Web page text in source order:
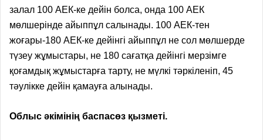
залал 100 АЕК-ке дейін болса, онда 100 АЕК
мөлшерінде айыппұл салынады. 100 АЕК-тен
жоғары-180 АЕК-ке дейінгі айыппұл не сол мөлшерде
түзеу жұмыстары, не 180 сағатқа дейінгі мерзімге
қоғамдық жұмыстарға тарту, не мүлкі тәркіленіп, 45
тәулікке дейін қамауға алынады.
Облыс әкімінің баспасөз қызметі.